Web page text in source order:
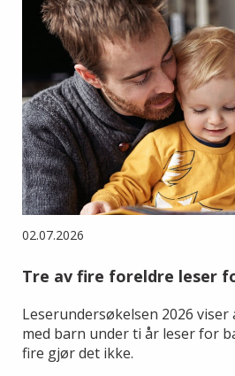
02.07.2026
Tre av fire foreldre leser
Leserundersøkelsen 2026
med barn under ti år leser for
fire gjør det ikke.